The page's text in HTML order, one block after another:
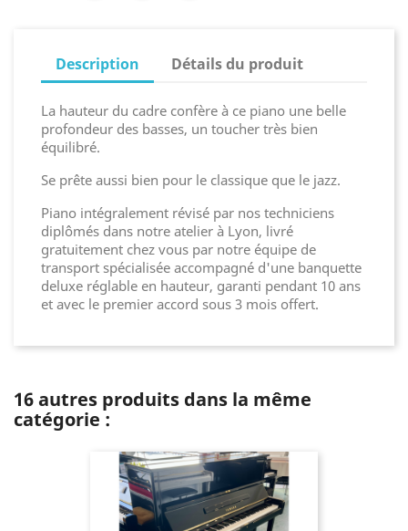
Description Détails du produit
La hauteur du cadre confère à ce piano une belle
profondeur des basses, un toucher très bien
équilibré.
Se prête aussi bien pour le classique que le jazz.
Piano intégralement révisé par nos techniciens
diplômés dans notre atelier à Lyon, livré
gratuitement chez vous par notre équipe de
transport spécialisée accompagné d'une banquette
deluxe réglable en hauteur, garanti pendant 10 ans
et avec le premier accord sous 3 mois offert.
16 autres produits dans la même
catégorie :